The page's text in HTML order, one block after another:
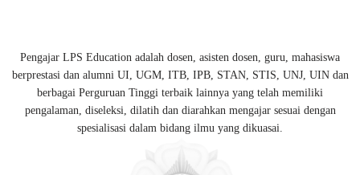
Pengajar LPS Education adalah dosen, asisten dosen, guru, mahasiswa
berprestasi dan alumni UI, UGM, ITB, IPB, STAN, STIS, UNJ, UIN dan
berbagai Perguruan Tinggi terbaik lainnya yang telah memiliki
pengalaman, diseleksi, dilatih dan diarahkan mengajar sesuai dengan
spesialisasi dalam bidang ilmu yang dikuasai.